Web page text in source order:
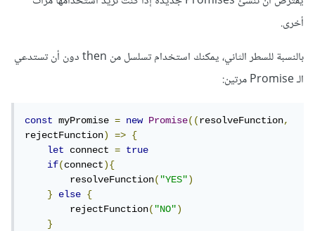
أخرى.
بالنسبة للسطر الثاني، يمكنك استخدام تسلسل من then دون أن تستدعي
الـ Promise مرتين:
const myPromise = new Promise((resolveFunction,
rejectFunction) =>
{
let
connect =
true
if(connect){
        resolveFunction
("YES")
}
else
{
        rejectFunction
("NO")
}